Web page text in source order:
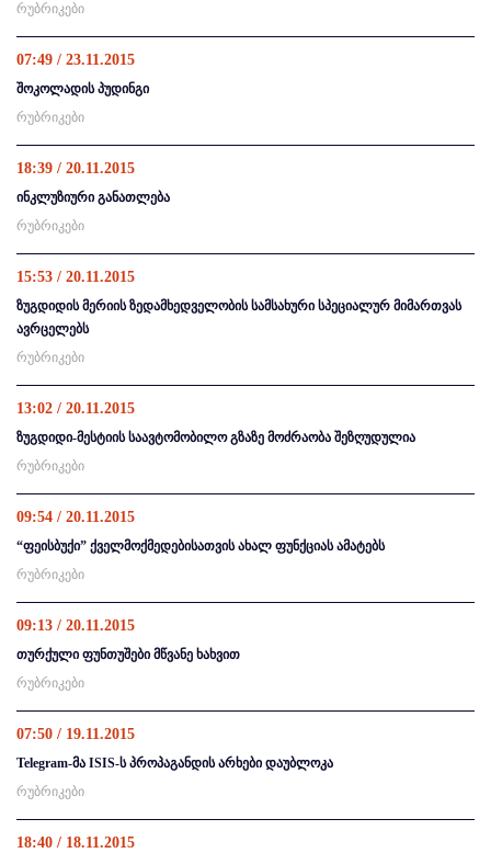
რუბრიკები
07:49 / 23.11.2015
შოკოლადის პუდინგი
რუბრიკები
18:39 / 20.11.2015
ინკლუზიური განათლება
რუბრიკები
15:53 / 20.11.2015
ზუგდიდის მერიის ზედამხედველობის სამსახური სპეციალურ მიმართვას
ავრცელებს
რუბრიკები
13:02 / 20.11.2015
ზუგდიდი-მესტიის საავტომობილო გზაზე მოძრაობა შეზღუდულია
რუბრიკები
09:54 / 20.11.2015
“ფეისბუქი” ქველმოქმედებისათვის ახალ ფუნქციას ამატებს
რუბრიკები
09:13 / 20.11.2015
თურქული ფუნთუშები მწვანე ხახვით
რუბრიკები
07:50 / 19.11.2015
Telegram-მა ISIS-ს პროპაგანდის არხები დაუბლოკა
რუბრიკები
18:40 / 18.11.2015